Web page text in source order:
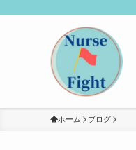
ホーム ブログ